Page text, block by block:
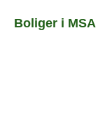
Boliger i MSA